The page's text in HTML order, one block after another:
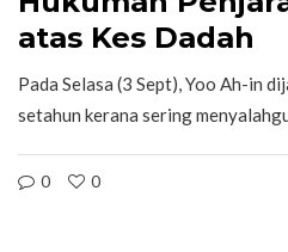
atas Kes Dadah
Pada Selasa (3 Sept), Yoo Ah-in
setahun kerana sering
0 0